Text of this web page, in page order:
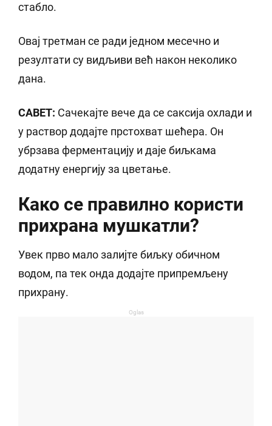
стабло.
Овај третман се ради једном месечно и
резултати су видљиви већ након неколико
дана.
САВЕТ: Сачекајте вече да се саксија охлади и
у раствор додајте прстохват шећера. Он
убрзава ферментацију и даје биљкама
додатну енергију за цветање.
Како се правилно користи
прихрана мушкатли?
Увек прво мало залијте биљку обичном
водом, па тек онда додајте припремљену
прихрану.
Oglas